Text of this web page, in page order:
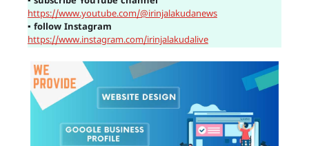
https://www.youtube.com/@irinjalakudanews
▪ follow Instagram
https://www.instagram.com/irinjalakudalive